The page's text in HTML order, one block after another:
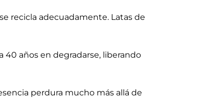
recicla adecuadamente. Latas de
años en degradarse, liberando
perdura mucho más allá de